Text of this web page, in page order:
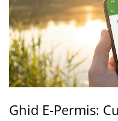
Naluci
Accesorii rapitor
Monturi rapitor
Forfaci la rapitor
Momeli la rapitor
Nada si momeala
Nada
Ghid E-Permis: